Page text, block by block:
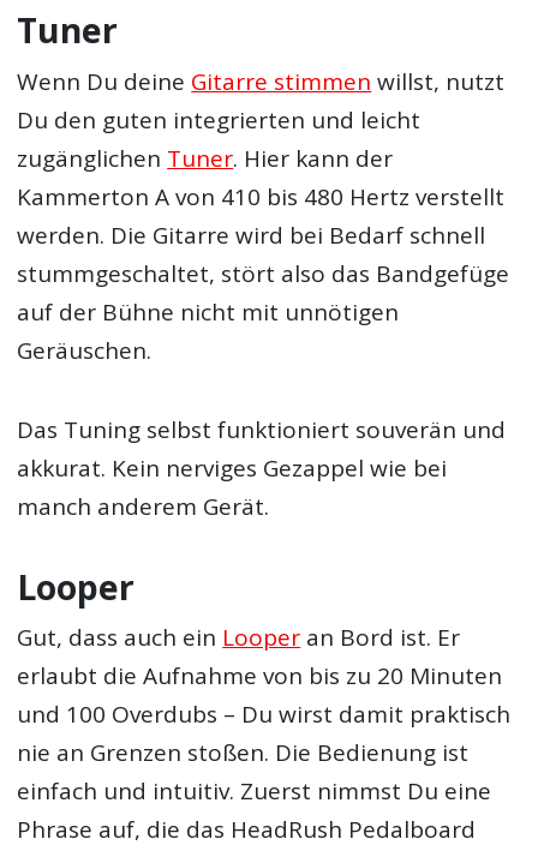
Tuner
Wenn Du deine Gitarre stimmen willst, nutzt
Du den guten integrierten und leicht
zugänglichen Tuner. Hier kann der
Kammerton A von 410 bis 480 Hertz verstellt
werden. Die Gitarre wird bei Bedarf schnell
stummgeschaltet, stört also das Bandgefüge
auf der Bühne nicht mit unnötigen
Geräuschen.
Das Tuning selbst funktioniert souverän und
akkurat. Kein nerviges Gezappel wie bei
manch anderem Gerät.
Looper
Gut, dass auch ein Looper an Bord ist. Er
erlaubt die Aufnahme von bis zu 20 Minuten
und 100 Overdubs – Du wirst damit praktisch
nie an Grenzen stoßen. Die Bedienung ist
einfach und intuitiv. Zuerst nimmst Du eine
Phrase auf, die das HeadRush Pedalboard